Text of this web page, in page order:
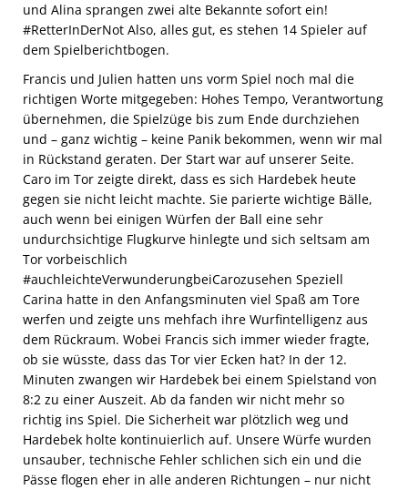
und Alina sprangen zwei alte Bekannte sofort ein!
#RetterInDerNot Also, alles gut, es stehen 14 Spieler auf
dem Spielberichtbogen.
Francis und Julien hatten uns vorm Spiel noch mal die
richtigen Worte mitgegeben: Hohes Tempo, Verantwortung
übernehmen, die Spielzüge bis zum Ende durchziehen
und – ganz wichtig – keine Panik bekommen, wenn wir mal
in Rückstand geraten. Der Start war auf unserer Seite.
Caro im Tor zeigte direkt, dass es sich Hardebek heute
gegen sie nicht leicht machte. Sie parierte wichtige Bälle,
auch wenn bei einigen Würfen der Ball eine sehr
undurchsichtige Flugkurve hinlegte und sich seltsam am
Tor vorbeischlich
#auchleichteVerwunderungbeiCarozusehen Speziell
Carina hatte in den Anfangsminuten viel Spaß am Tore
werfen und zeigte uns mehfach ihre Wurfintelligenz aus
dem Rückraum. Wobei Francis sich immer wieder fragte,
ob sie wüsste, dass das Tor vier Ecken hat? In der 12.
Minuten zwangen wir Hardebek bei einem Spielstand von
8:2 zu einer Auszeit. Ab da fanden wir nicht mehr so
richtig ins Spiel. Die Sicherheit war plötzlich weg und
Hardebek holte kontinuierlich auf. Unsere Würfe wurden
unsauber, technische Fehler schlichen sich ein und die
Pässe flogen eher in alle anderen Richtungen – nur nicht